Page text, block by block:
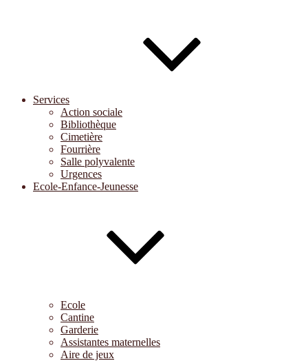
Services
Action sociale
Bibliothèque
Cimetière
Fourrière
Salle polyvalente
Urgences
Ecole-Enfance-Jeunesse
Ecole
Cantine
Garderie
Assistantes maternelles
Aire de jeux